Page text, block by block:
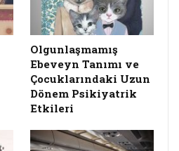
Olgunlaşmamış
Ebeveyn Tanımı ve
Çocuklarındaki Uzun
Dönem Psikiyatrik
Etkileri